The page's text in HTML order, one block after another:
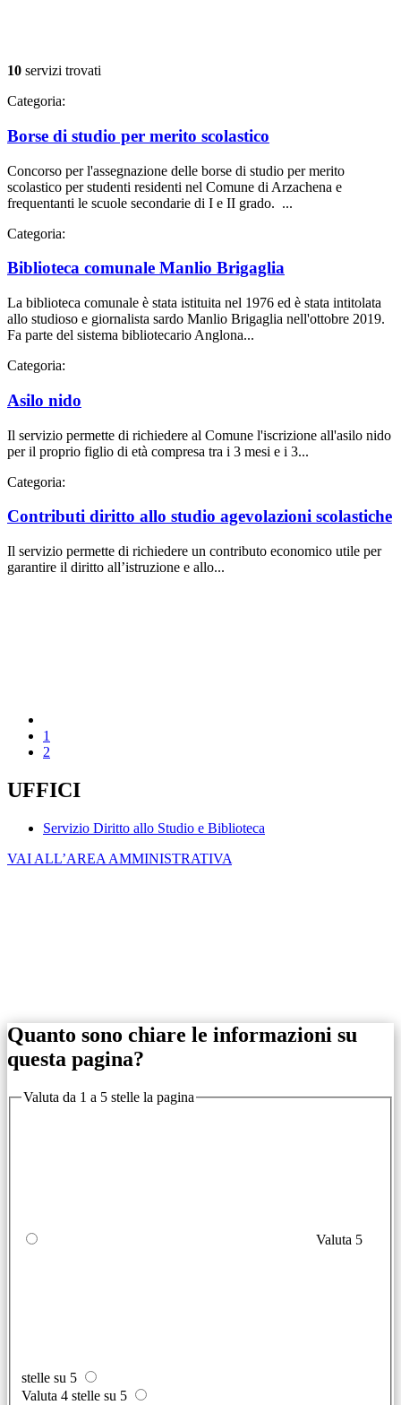
10 servizi trovati
Categoria:
Borse di studio per merito scolastico
Concorso per l'assegnazione delle borse di studio per merito
scolastico per studenti residenti nel Comune di Arzachena e
frequentanti le scuole secondarie di I e II grado. ...
Categoria:
Biblioteca comunale Manlio Brigaglia
La biblioteca comunale è stata istituita nel 1976 ed è stata intitolata
allo studioso e giornalista sardo Manlio Brigaglia nell'ottobre 2019.
Fa parte del sistema bibliotecario Anglona...
Categoria:
Asilo nido
Il servizio permette di richiedere al Comune l'iscrizione all'asilo nido
per il proprio figlio di età compresa tra i 3 mesi e i 3...
Categoria:
Contributi diritto allo studio agevolazioni scolastiche
Il servizio permette di richiedere un contributo economico utile per
garantire il diritto all’istruzione e allo...
1
2
UFFICI
Servizio Diritto allo Studio e Biblioteca
VAI ALL’AREA AMMINISTRATIVA
Quanto sono chiare le informazioni su
questa pagina?
Valuta da 1 a 5 stelle la pagina
Valuta 5
stelle su 5
Valuta 4 stelle su 5